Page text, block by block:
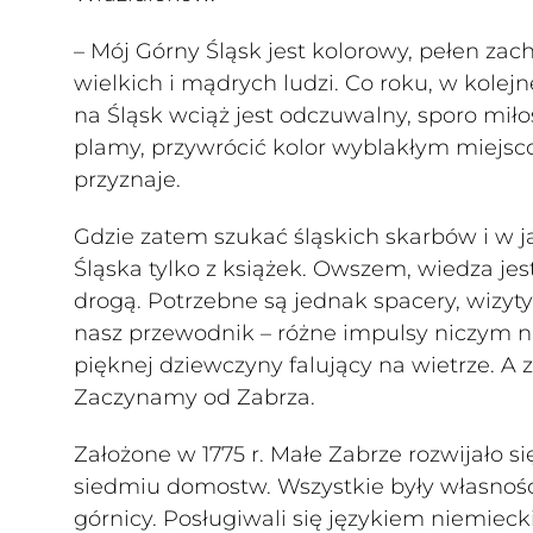
– Mój Górny Śląsk jest kolorowy, pełen
wielkich i mądrych ludzi. Co roku, w
na Śląsk wciąż jest odczuwalny, sporo
plamy, przywrócić kolor wyblakłym
przyznaje.
Gdzie zatem szukać śląskich skarbów i w
Śląska tylko z książek. Owszem, wiedza
drogą. Potrzebne są jednak spacery,
nasz przewodnik – różne impulsy niczym
pięknej dziewczyny falujący na wietrze. A
Zaczynamy od Zabrza.
Założone w 1775 r. Małe Zabrze
siedmiu domostw. Wszystkie były
górnicy. Posługiwali się językiem